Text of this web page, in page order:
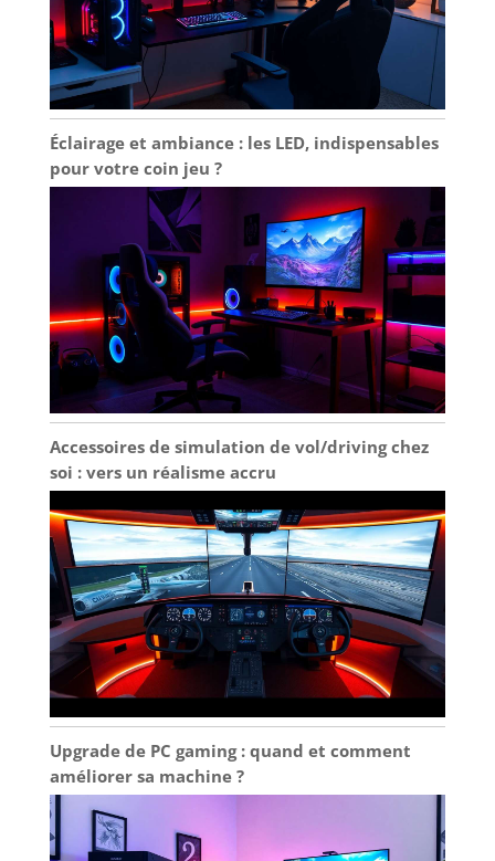
Éclairage et ambiance : les LED, indispensables
pour votre coin jeu ?
Accessoires de simulation de vol/driving chez
soi : vers un réalisme accru
Upgrade de PC gaming : quand et comment
améliorer sa machine ?